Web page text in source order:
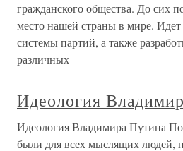
гражданского общества. До сих
место нашей страны в мире.
системы партий, а также
различных
Идеология
Идеология Владимира Путина
были для всех мыслящих людей,